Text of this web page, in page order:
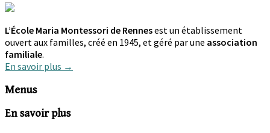
L’École Maria Montessori de Rennesest un établissement
ouvert aux familles, créé en 1945, et géré par une association
familiale.
En savoir plus →
Menus
En savoir plus